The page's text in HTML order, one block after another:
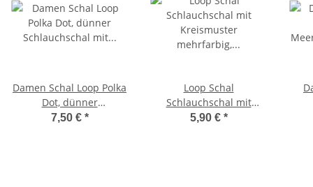
Damen Schal Loop Polka
Dot, dünner
Schlauchschal mit
7,50 € *
Loop Schal
Schlauchschal mit
Kreismuster mehrfarbig,
5,90 € *